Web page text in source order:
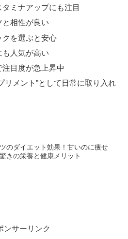
ミナアップにも注目
と相性が良い
を選ぶと安心
も人気が高い
目度が急上昇中
リメント”として日常に取り入れ
のダイエット効果！甘いのに痩せ
きの栄養と健康メリット
ンサーリンク